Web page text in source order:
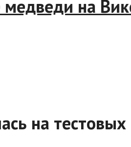
на
на тестовых